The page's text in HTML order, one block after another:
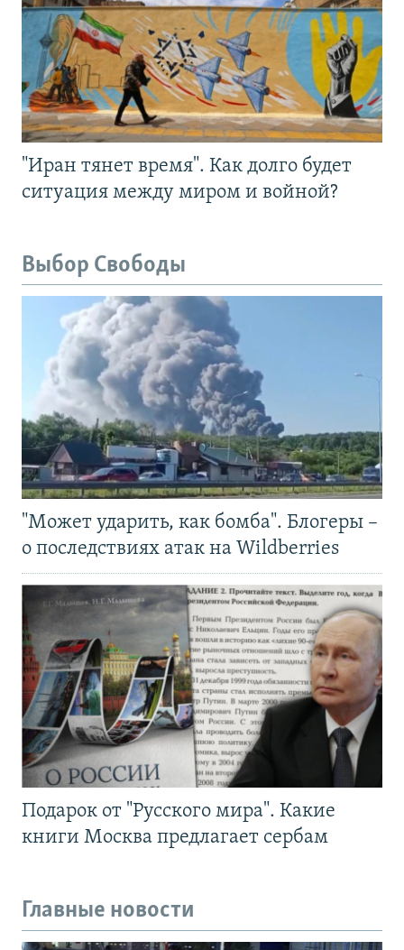
"Иран тянет время". Как долго будет
ситуация между миром и войной?
Выбор Свободы
"Может ударить, как бомба". Блогеры –
о последствиях атак на Wildberries
Подарок от "Русского мира". Какие
книги Москва предлагает сербам
Главные новости